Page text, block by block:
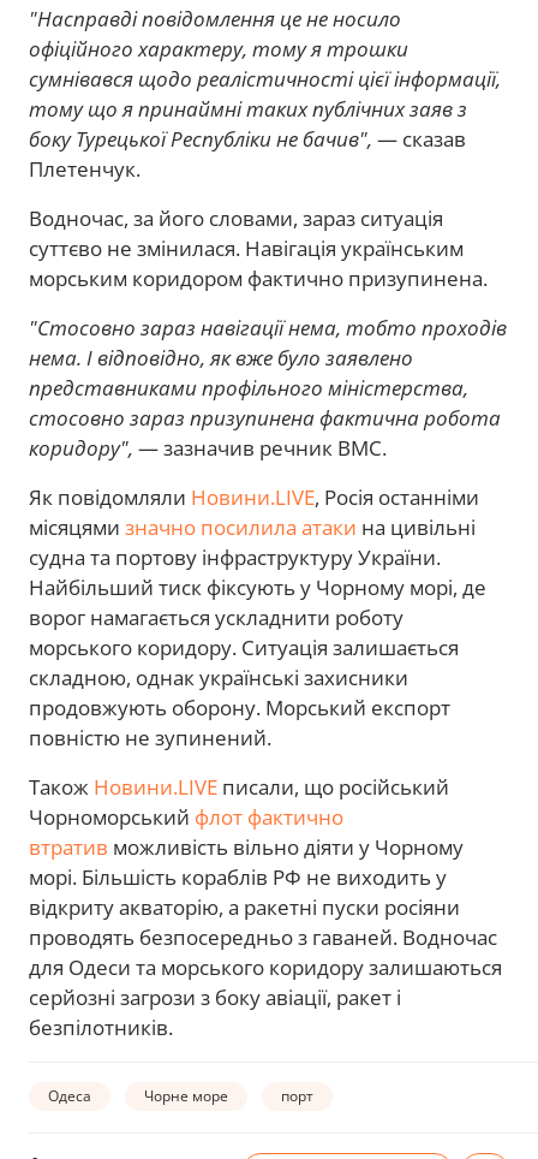
"Насправді повідомлення це не носило
офіційного характеру, тому я трошки
сумнівався щодо реалістичності цієї інформації,
тому що я принаймні таких публічних заяв з
боку Турецької Республіки не бачив", — сказав
Плетенчук.
Водночас, за його словами, зараз ситуація
суттєво не змінилася. Навігація українським
морським коридором фактично призупинена.
"Стосовно зараз навігації нема, тобто проходів
нема. І відповідно, як вже було заявлено
представниками профільного міністерства,
стосовно зараз призупинена фактична робота
коридору", — зазначив речник ВМС.
Як повідомляли Новини.LIVE, Росія останніми
місяцями значно посилила атаки на цивільні
судна та портову інфраструктуру України.
Найбільший тиск фіксують у Чорному морі, де
ворог намагається ускладнити роботу
морського коридору. Ситуація залишається
складною, однак українські захисники
продовжують оборону. Морський експорт
повністю не зупинений.
Також Новини.LIVE писали, що російський
Чорноморський флот фактично
втратив можливість вільно діяти у Чорному
морі. Більшість кораблів РФ не виходить у
відкриту акваторію, а ракетні пуски росіяни
проводять безпосередньо з гаваней. Водночас
для Одеси та морського коридору залишаються
серйозні загрози з боку авіації, ракет і
безпілотників.
Одеса Чорне море порт